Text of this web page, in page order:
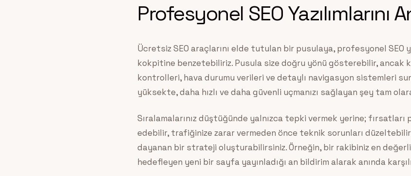
Profesyonel SEO Yazılımlarını
Ücretsiz SEO araçlarını elde tutulan bir pusulaya, profesyonel SEO
kokpitine benzetebiliriz. Pusula size doğru yönü gösterebilir, ancak
kontrolleri, hava durumu verileri ve detaylı navigasyon sistemleri
yüksekte, daha hızlı ve daha güvenli uçmanızı sağlayan şey tam
Sıralamalarınız düştüğünde yalnızca tepki vermek yerine;
edebilir, trafiğinize zarar vermeden önce teknik sorunları
dayanan bir strateji oluşturabilirsiniz. Örneğin, bir rakibiniz en
hedefleyen yeni bir sayfa yayınladığı an bildirim alarak anında